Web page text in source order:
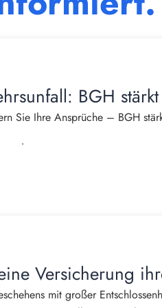
BGH
Sie Ihre Ansprüche – BGH
den anderen. Neben
Nachteil auf: Der eigene
häufig bestritten oder nur
eigenständigen
Versicherung
mit großer